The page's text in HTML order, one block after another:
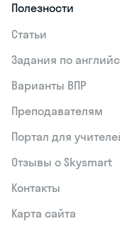
Полезности
Статьи
Задания по
Варианты ВПР
Преподавателям
Портал для
Отзывы о Skysmart
Контакты
Карта сайта